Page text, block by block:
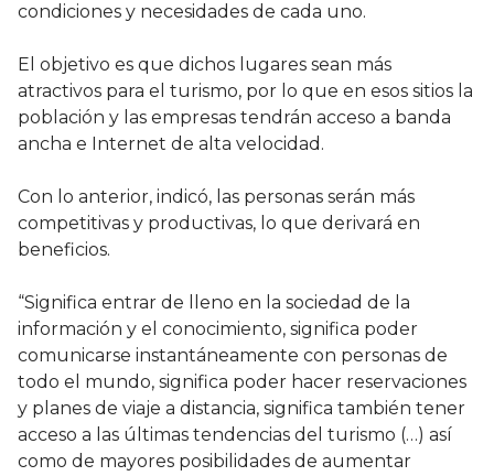
condiciones y necesidades de cada uno.
El objetivo es que dichos lugares sean más
atractivos para el turismo, por lo que en esos sitios la
población y las empresas tendrán acceso a banda
ancha e Internet de alta velocidad.
Con lo anterior, indicó, las personas serán más
competitivas y productivas, lo que derivará en
beneficios.
“Significa entrar de lleno en la sociedad de la
información y el conocimiento, significa poder
comunicarse instantáneamente con personas de
todo el mundo, significa poder hacer reservaciones
y planes de viaje a distancia, significa también tener
acceso a las últimas tendencias del turismo (…) así
como de mayores posibilidades de aumentar